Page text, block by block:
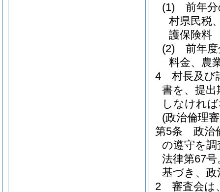
(1)
前年
村県民税
護保険料
(2)
前年
料金、農
4
村長及び
書を、提
しなけれ
(政治倫理
第5条
政治
の遵守を
法律第67
基づき、
2
審査会は